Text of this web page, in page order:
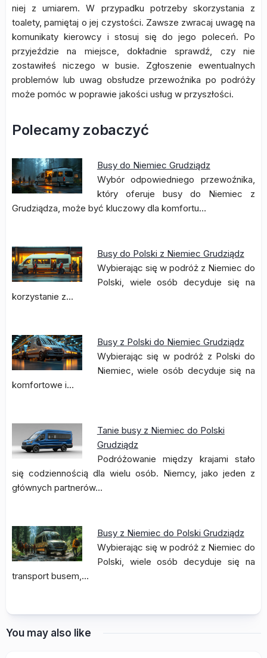
niej z umiarem. W przypadku potrzeby skorzystania z
toalety, pamiętaj o jej czystości. Zawsze zwracaj uwagę na
komunikaty kierowcy i stosuj się do jego poleceń. Po
przyjeździe na miejsce, dokładnie sprawdź, czy nie
zostawiłeś niczego w busie. Zgłoszenie ewentualnych
problemów lub uwag obsłudze przewoźnika po podróży
może pomóc w poprawie jakości usług w przyszłości.
Polecamy zobaczyć
Busy do Niemiec Grudziądz
Wybór odpowiedniego przewoźnika,
który oferuje busy do Niemiec z
Grudziądza, może być kluczowy dla komfortu…
Busy do Polski z Niemiec Grudziądz
Wybierając się w podróż z Niemiec do
Polski, wiele osób decyduje się na
korzystanie z…
Busy z Polski do Niemiec Grudziądz
Wybierając się w podróż z Polski do
Niemiec, wiele osób decyduje się na
komfortowe i…
Tanie busy z Niemiec do Polski
Grudziądz
Podróżowanie między krajami stało
się codziennością dla wielu osób. Niemcy, jako jeden z
głównych partnerów…
Busy z Niemiec do Polski Grudziądz
Wybierając się w podróż z Niemiec do
Polski, wiele osób decyduje się na
transport busem,…
You may also like